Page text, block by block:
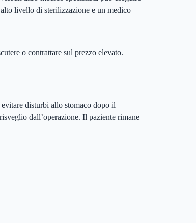
livello di sterilizzazione e un medico
o contrattare sul prezzo elevato.
evitare disturbi allo stomaco dopo il
dall’operazione. Il paziente rimane